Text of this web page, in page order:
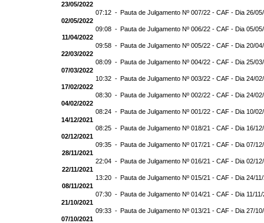
23/05/2022
07:12 - Pauta de Julgamento Nº 007/22 - CAF - Dia 26/
02/05/2022
09:08 - Pauta de Julgamento Nº 006/22 - CAF - Dia 05/
11/04/2022
09:58 - Pauta de Julgamento Nº 005/22 - CAF - Dia 20/
22/03/2022
08:09 - Pauta de Julgamento Nº 004/22 - CAF - Dia 25/
07/03/2022
10:32 - Pauta de Julgamento Nº 003/22 - CAF - Dia 24/
17/02/2022
08:30 - Pauta de Julgamento Nº 002/22 - CAF - Dia 24/
04/02/2022
08:24 - Pauta de Julgamento Nº 001/22 - CAF - Dia 10/
14/12/2021
08:25 - Pauta de Julgamento Nº 018/21 - CAF - Dia 16/
02/12/2021
09:35 - Pauta de Julgamento Nº 017/21 - CAF - Dia 07/
28/11/2021
22:04 - Pauta de Julgamento Nº 016/21 - CAF - Dia 02/
22/11/2021
13:20 - Pauta de Julgamento Nº 015/21 - CAF - Dia 24/
08/11/2021
07:30 - Pauta de Julgamento Nº 014/21 - CAF - Dia 11/
21/10/2021
09:33 - Pauta de Julgamento Nº 013/21 - CAF - Dia 27/
07/10/2021